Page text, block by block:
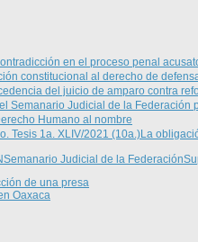
en el proceso penal
constitucional al derecho de
del juicio de amparo contra
Semanario Judicial de la Federación
Humano al nombre
La
Semanario Judicial de la Federación
de una presa
Oaxaca